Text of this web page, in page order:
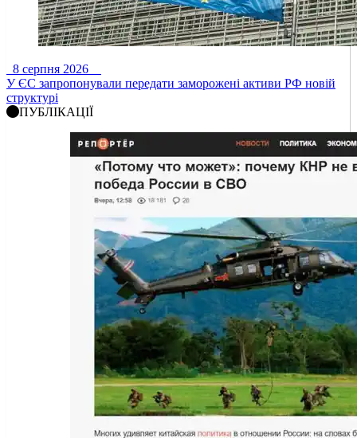
8 серпня 2026
У ЄС запропонували передати заморожені активи РФ новій
структурі
ПУБЛІКАЦІЇ